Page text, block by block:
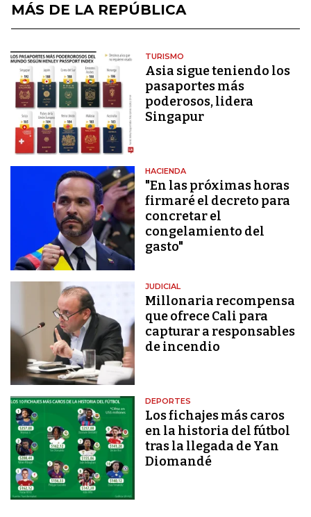
MÁS DE LA REPÚBLICA
TURISMO
Asia sigue teniendo los
pasaportes más
poderosos, lidera
Singapur
HACIENDA
"En las próximas horas
firmaré el decreto para
concretar el
congelamiento del
gasto"
JUDICIAL
Millonaria recompensa
que ofrece Cali para
capturar a responsables
de incendio
DEPORTES
Los fichajes más caros
en la historia del fútbol
tras la llegada de Yan
Diomandé